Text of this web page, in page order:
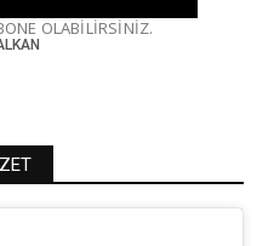
OLABİLİRSİNİZ.